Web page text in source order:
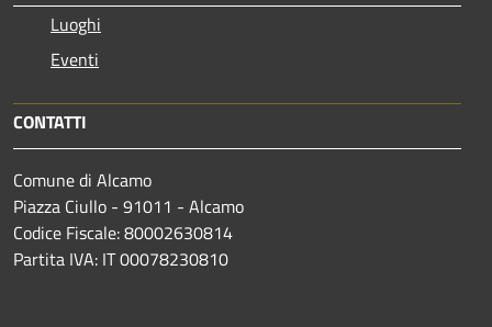
Luoghi
Eventi
CONTATTI
Comune di Alcamo
Piazza Ciullo - 91011 - Alcamo
Codice Fiscale: 80002630814
Partita IVA: IT 00078230810